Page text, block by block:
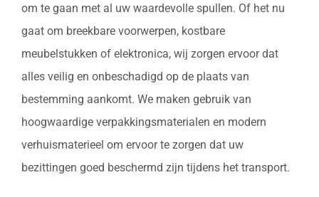
om te gaan met al uw waardevolle spullen. Of het nu
gaat om breekbare voorwerpen, kostbare
meubelstukken of elektronica, wij zorgen ervoor dat
alles veilig en onbeschadigd op de plaats van
bestemming aankomt. We maken gebruik van
hoogwaardige verpakkingsmaterialen en modern
verhuismaterieel om ervoor te zorgen dat uw
bezittingen goed beschermd zijn tijdens het transport.